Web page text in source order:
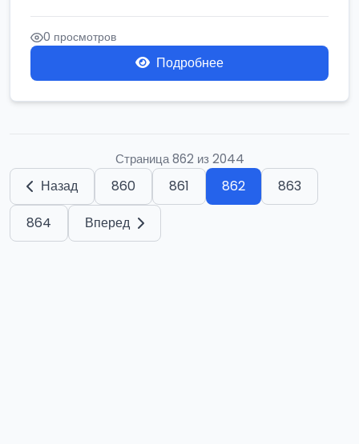
0 просмотров
Подробнее
Страница 862 из 2044
Назад 860 861 862
863
864
Вперед